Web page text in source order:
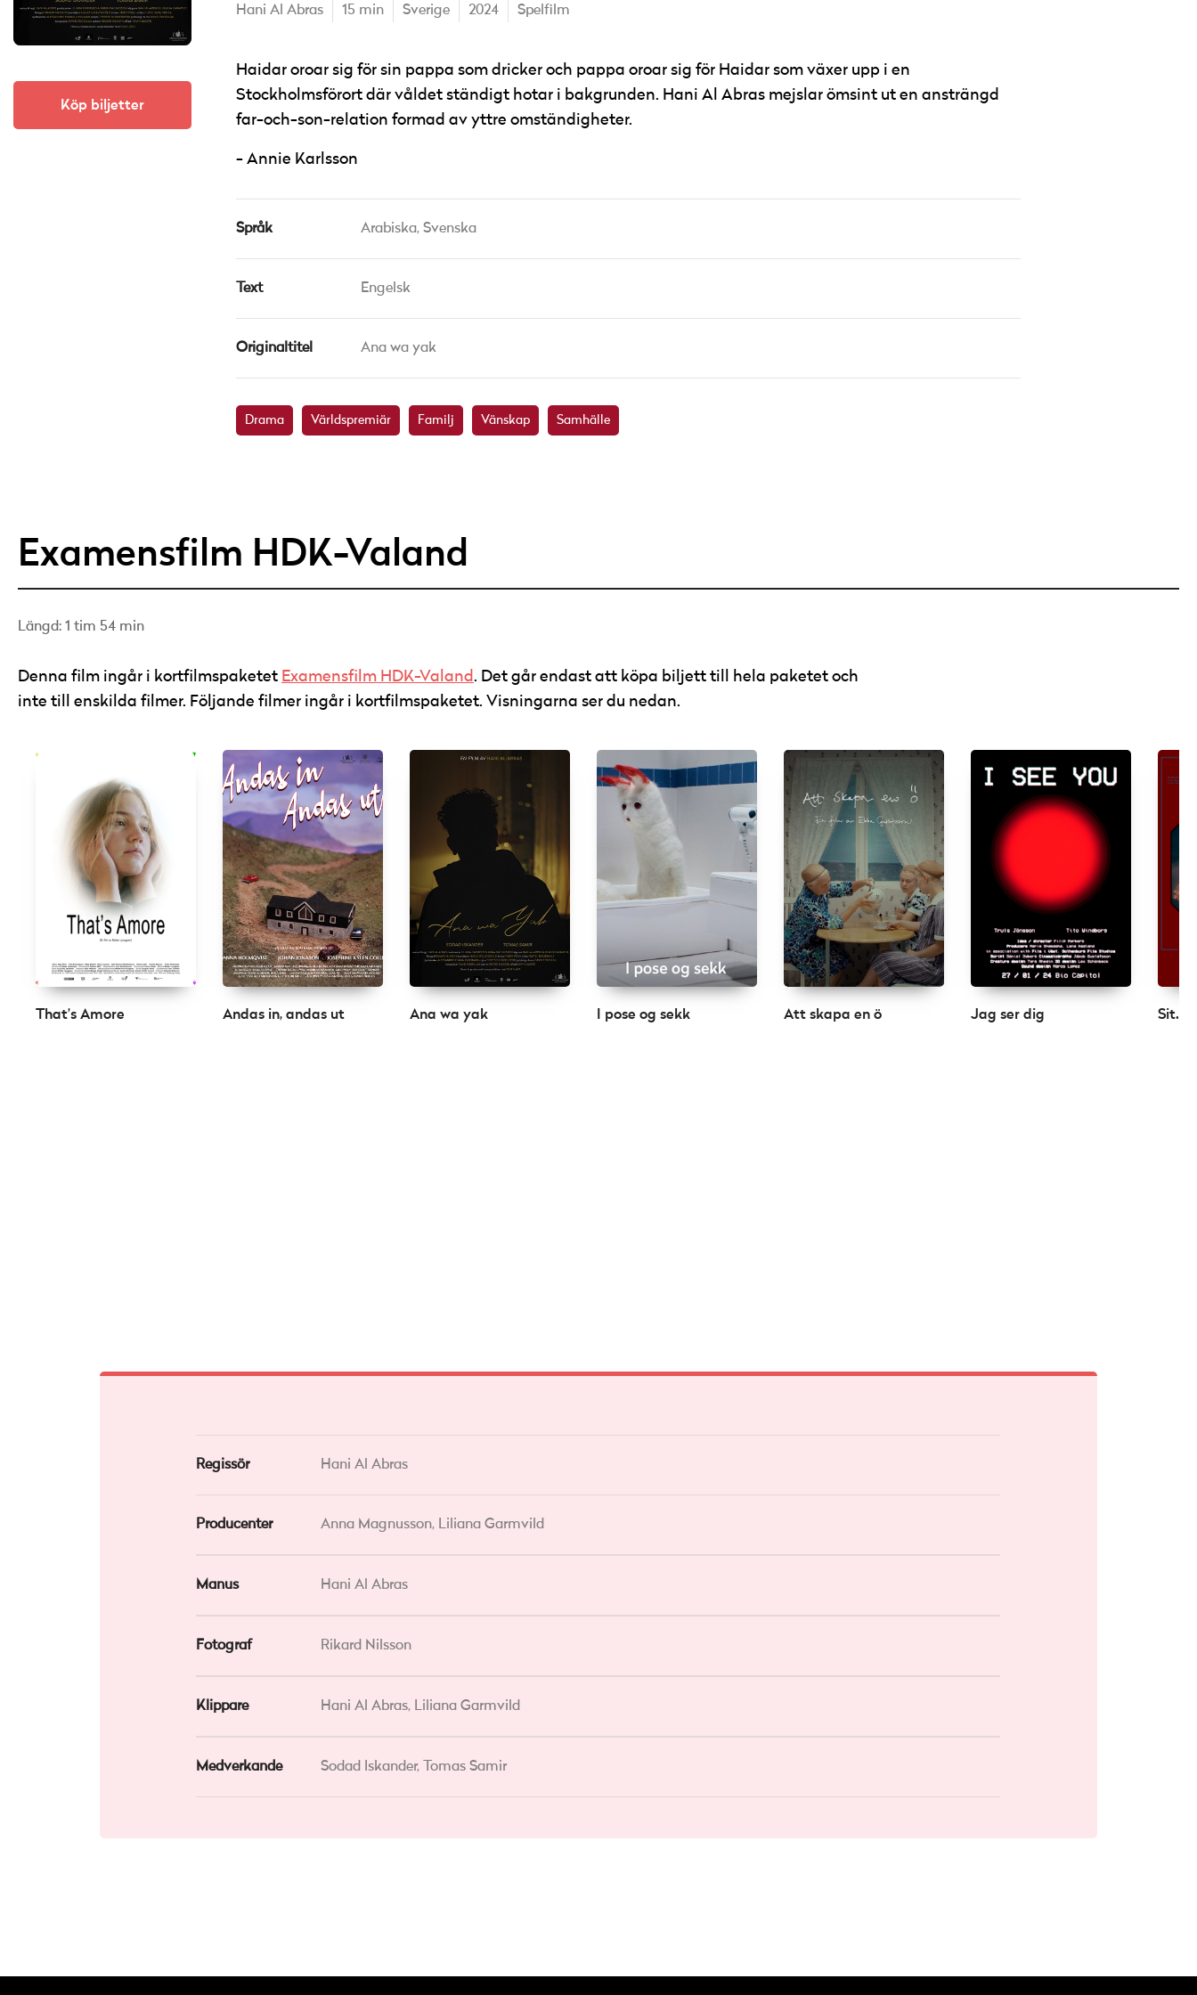
Köp biljetter
Hani Al Abras 15 min Sverige 2024 Spelfilm
Haidar oroar sig för sin pappa som dricker och pappa oroar sig för Haidar som växer upp i en
Stockholmsförort där våldet ständigt hotar i bakgrunden. Hani Al Abras mejslar ömsint ut en ansträngd
far-och-son-relation formad av yttre omständigheter.
Annie Karlsson
Språk Arabiska, Svenska
Text Engelsk
Originaltitel Ana wa yak
Drama Världspremiär Familj Vänskap Samhälle
Examensfilm HDK-Valand
Längd: 1 tim 54 min
Denna film ingår i kortfilmspaketet Examensfilm HDK-Valand. Det går endast att köpa biljett till hela paketet och
inte till enskilda filmer. Följande filmer ingår i kortfilmspaketet. Visningarna ser du nedan.
That’s Amore Andas in, andas ut Ana wa yak I pose og sekk Att skapa en ö Jag ser dig Sit.
Regissör Hani Al Abras
Producenter Anna Magnusson, Liliana Garmvild
Manus Hani Al Abras
Fotograf Rikard Nilsson
Klippare Hani Al Abras, Liliana Garmvild
Medverkande Sodad Iskander, Tomas Samir